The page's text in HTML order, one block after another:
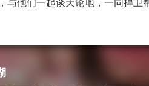
与他们一起谈天论地，一同捍卫